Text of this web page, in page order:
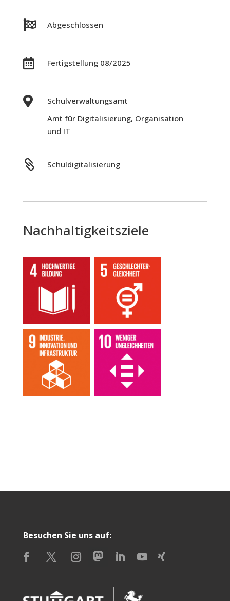
 Abgeschlossen
 Fertigstellung 08/2025

Schulverwaltungsamt
Amt für Digitalisierung, Organisation
und IT
 Schuldigitalisierung
Nachhaltigkeitsziele
Besuchen Sie uns auf: